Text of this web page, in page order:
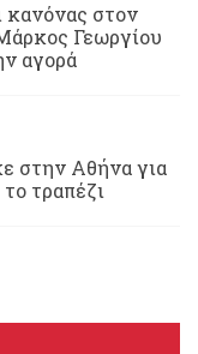
στον
Γεωργίου
αγορά
στην Αθήνα για
τραπέζι